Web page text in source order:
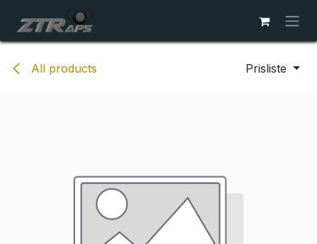
All products Prisliste